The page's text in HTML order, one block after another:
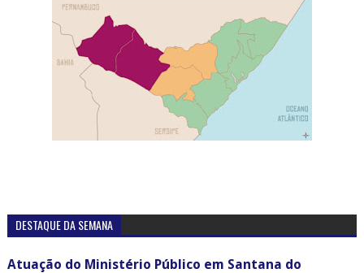
DESTAQUE DA SEMANA
Atuação do Ministério Público em Santana do